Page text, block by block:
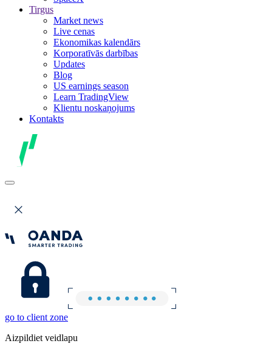
Tirgus
Market news
Live cenas
Ekonomikas kalendārs
Korporatīvās darbības
Updates
Blog
US earnings season
Learn TradingView
Klientu noskaņojums
Kontakts
go to client zone
Aizpildiet veidlapu